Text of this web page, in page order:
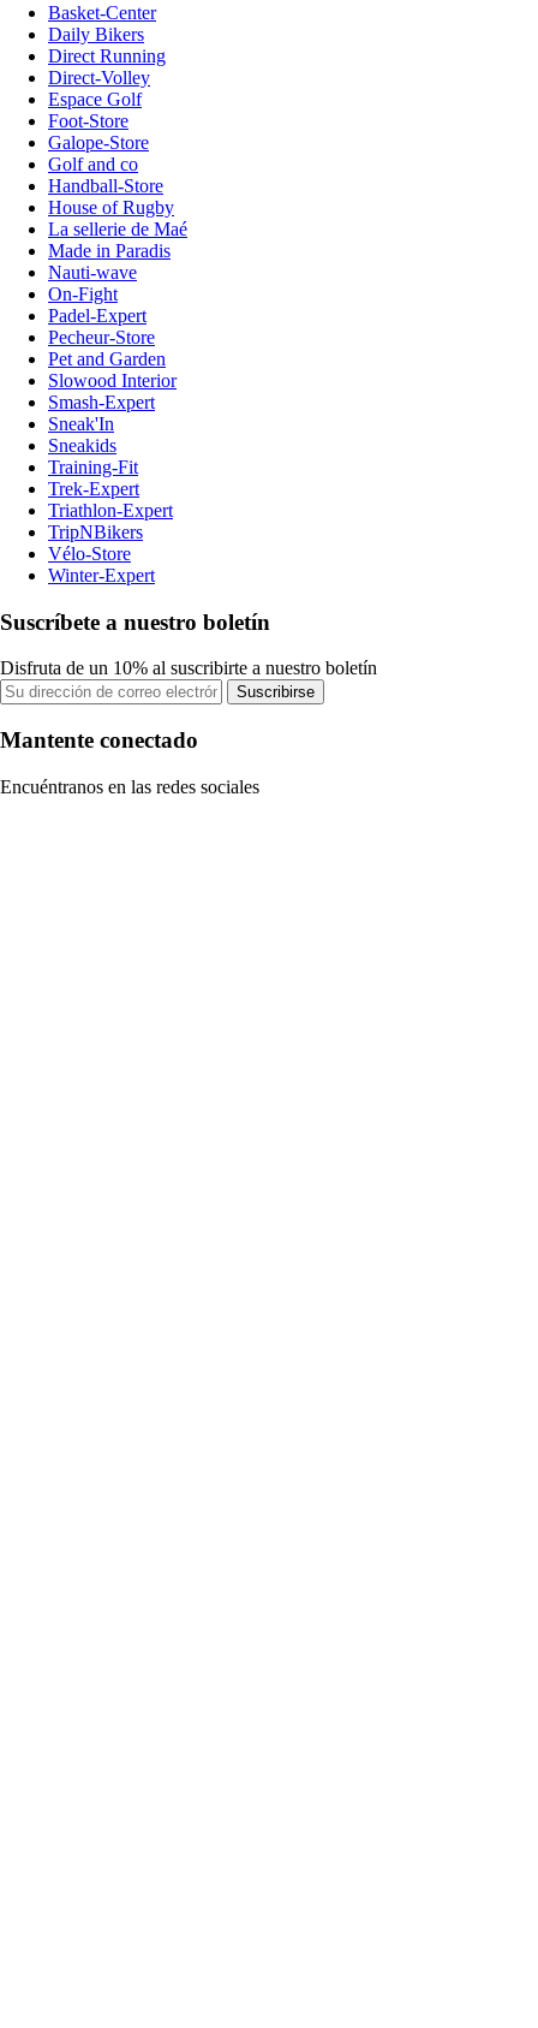
Basket-Center
Daily Bikers
Direct Running
Direct-Volley
Espace Golf
Foot-Store
Galope-Store
Golf and co
Handball-Store
House of Rugby
La sellerie de Maé
Made in Paradis
Nauti-wave
On-Fight
Padel-Expert
Pecheur-Store
Pet and Garden
Slowood Interior
Smash-Expert
Sneak'In
Sneakids
Training-Fit
Trek-Expert
Triathlon-Expert
TripNBikers
Vélo-Store
Winter-Expert
Suscríbete a nuestro boletín
Disfruta de un 10% al suscribirte a nuestro boletín
Suscribirse
Mantente conectado
Encuéntranos en las redes sociales